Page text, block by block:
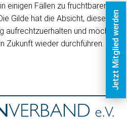
einigen Fällen zu fruchtbarer
Gilde hat die Absicht, diese
aufrechtzuerhalten und möchte
Zukunft wieder durchführen.
Jetzt Mitglied werden